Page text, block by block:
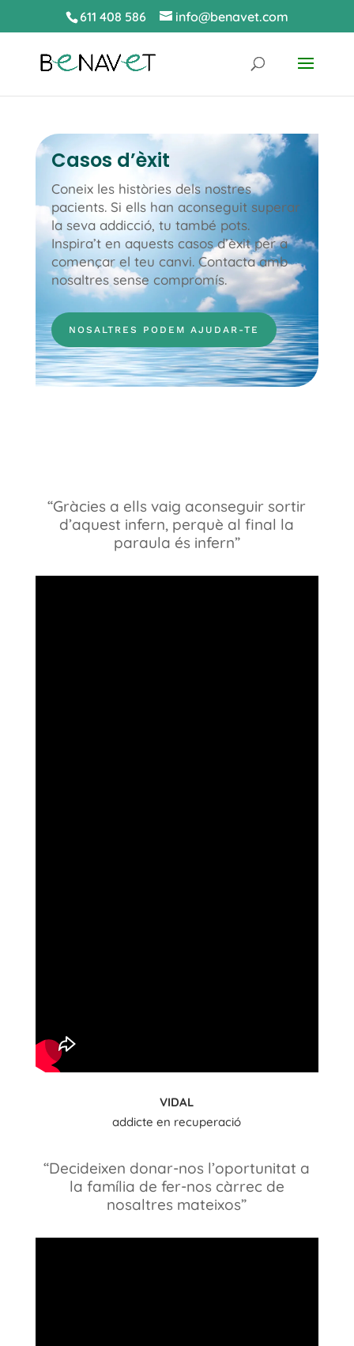
611 408 586 info@benavet.com
Casos d’èxit
Coneix les històries dels nostres
pacients. Si ells han aconseguit superar
la seva addicció, tu també pots.
Inspira’t en aquests casos d’èxit per a
començar el teu canvi. Contacta amb
nosaltres sense compromís.
NOSALTRES PODEM AJUDAR-TE
“Gràcies a ells vaig aconseguir sortir
d’aquest infern, perquè al final la
paraula és infern”
VIDAL
addicte en recuperació
“Decideixen donar-nos l’oportunitat a
la família de fer-nos càrrec de
nosaltres mateixos”